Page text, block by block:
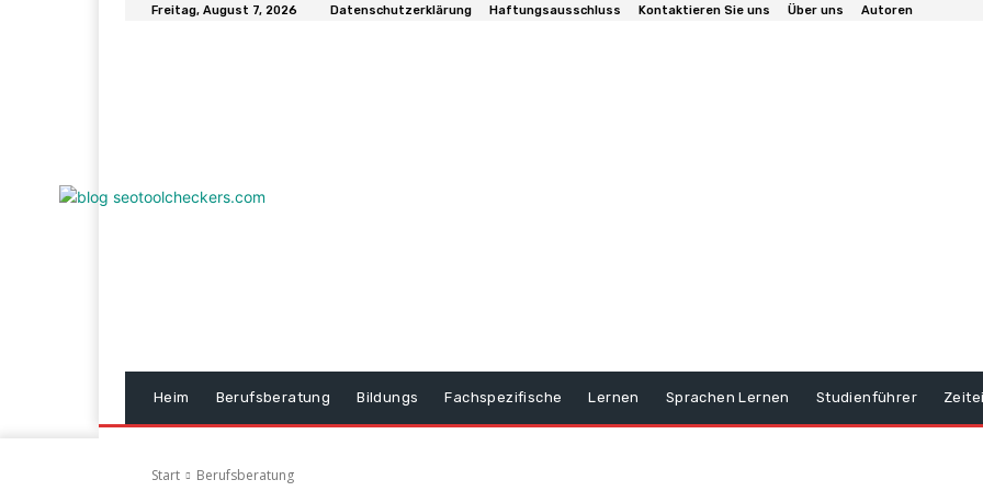
Freitag, August 7, 2026 Datenschutzerklärung Haftungsausschluss Kontaktieren Sie uns Über uns Autoren
Heim Berufsberatung Bildungs Fachspezifische Lernen Sprachen Lernen Studienführer
Start Berufsberatung